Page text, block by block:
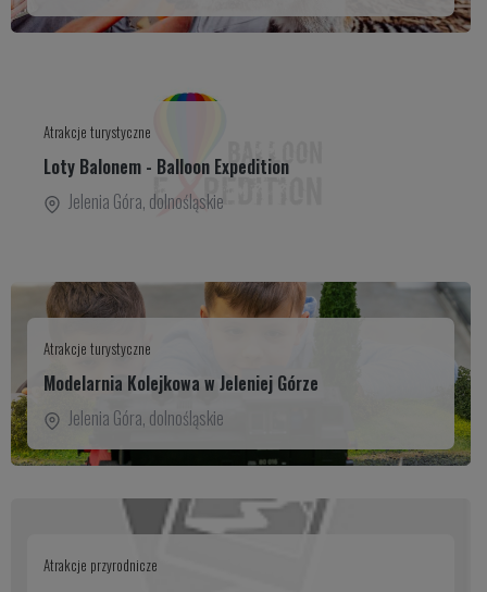
Atrakcje turystyczne
Loty Balonem - Balloon Expedition
Jelenia Góra, dolnośląskie
Atrakcje turystyczne
Modelarnia Kolejkowa w Jeleniej Górze
Jelenia Góra, dolnośląskie
Atrakcje przyrodnicze